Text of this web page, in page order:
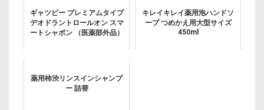
ギャツビー プレミアムタイプ
デオドラントロールオン スマ
ートシャボン （医薬部外品）
キレイキレイ薬用泡ハンドソ
ープ つめかえ用大型サイズ
450ml
薬用柿渋リンスインシャンプ
ー 詰替